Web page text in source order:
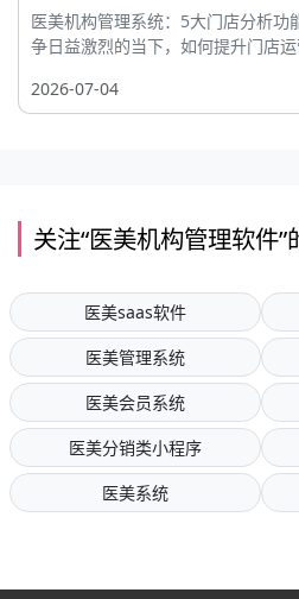
医美机构管理系统：5大门店分析功
争日益激烈的当下，如何提升门店
2026-07-04
关注“医美机构管理软件
医美saas软件
医美管理系统
医美会员系统
医美分销类小程序
医美系统